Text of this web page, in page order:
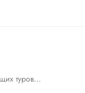
туров…